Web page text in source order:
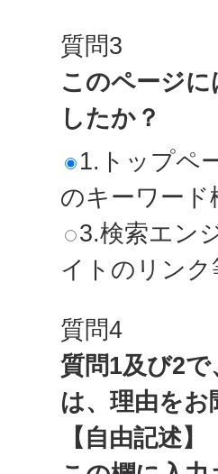
質問3
このページ
したか？
1.トップペ
のキーワード
3.検索エン
イトのリンク
質問4
質問1及び2
は、理由を
【自由記述】